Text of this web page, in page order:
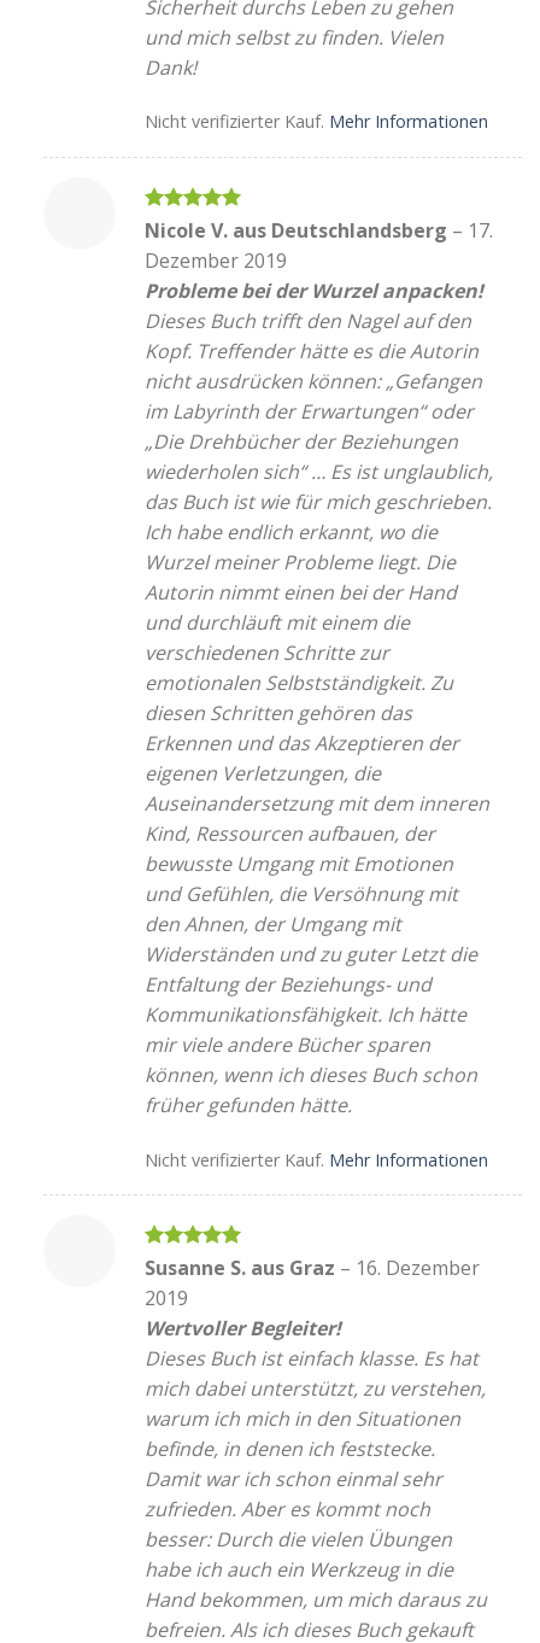
Sicherheit durchs Leben zu gehen
und mich selbst zu finden. Vielen
Dank!
Nicht verifizierter Kauf. Mehr Informationen
Bewertet
5
Nicole V. aus Deutschlandsberg – 17.
Dezember 2019
Probleme bei der Wurzel anpacken!
Dieses Buch trifft den Nagel auf den
Kopf. Treffender hätte es die Autorin
nicht ausdrücken können: „Gefangen
im Labyrinth der Erwartungen“ oder
„Die Drehbücher der Beziehungen
wiederholen sich“ … Es ist unglaublich,
das Buch ist wie für mich geschrieben.
Ich habe endlich erkannt, wo die
Wurzel meiner Probleme liegt. Die
Autorin nimmt einen bei der Hand
und durchläuft mit einem die
verschiedenen Schritte zur
emotionalen Selbstständigkeit. Zu
diesen Schritten gehören das
Erkennen und das Akzeptieren der
eigenen Verletzungen, die
Auseinandersetzung mit dem inneren
Kind, Ressourcen aufbauen, der
bewusste Umgang mit Emotionen
und Gefühlen, die Versöhnung mit
den Ahnen, der Umgang mit
Widerständen und zu guter Letzt die
Entfaltung der Beziehungs- und
Kommunikationsfähigkeit. Ich hätte
mir viele andere Bücher sparen
können, wenn ich dieses Buch schon
früher gefunden hätte.
Nicht verifizierter Kauf. Mehr Informationen
Bewertet
5
Susanne S. aus Graz – 16. Dezember
2019
Wertvoller Begleiter!
Dieses Buch ist einfach klasse. Es hat
mich dabei unterstützt, zu verstehen,
warum ich mich in den Situationen
befinde, in denen ich feststecke.
Damit war ich schon einmal sehr
zufrieden. Aber es kommt noch
besser: Durch die vielen Übungen
habe ich auch ein Werkzeug in die
Hand bekommen, um mich daraus zu
befreien. Als ich dieses Buch gekauft